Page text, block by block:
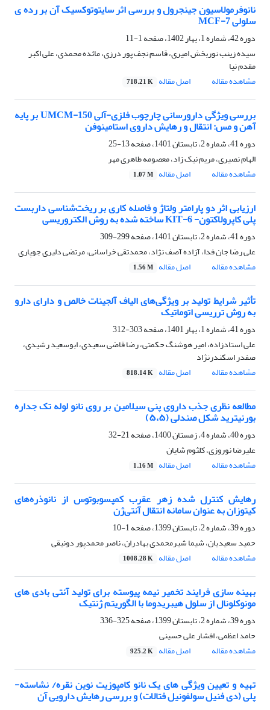
نانوفرمولاسیون جینجرول و بررسی اثر سایتوتوکسیک آن بر رده ی
سلولی MCF-7
دوره 42، شماره 1، بهار 1402، صفحه
1-11
سیده زینب نوربخش امیری، قاسم نجف پور درزی، مائده محمدی، علی اکبر
مقدم نیا
مشاهده مقاله
اصل مقاله 718.21 K
بررسی ویژگی دارورسانی چارچوب فلزی-آلی UMCM-150 بر پایه
آهن و مس: انتقال و رهایش داروی استامینوفن
دوره 41، شماره 2، تابستان 1401، صفحه
13-25
الهام نصیری، مریم نیک زاد، معصومه طاهری مهر
مشاهده مقاله
اصل مقاله 1.07 M
ارزیابی اثر دو پارامتر ولتاژ و فاصله کاری بر ریخت‌شناسی داربست
پلی کاپرولاکتون- KIT-6 ساخته شده به روش الکتروریسی
دوره 41، شماره 2، تابستان 1401، صفحه
299-309
علی رضا جان فدا، آزاده آصف نژاد، محمدتقی خراسانی، مرتضی دلیری جوپاری
مشاهده مقاله
اصل مقاله 1.56 M
تأثیر شرایط تولید بر ویژگی‌های الیاف آلجینات خالص و دارای دارو
به روش ترریسی اتوماتیک
دوره 41، شماره 1، بهار 1401، صفحه
303-312
علی استادزاده، امیر هوشنگ حکمتی، رضا قاضی سعیدی، ابوسعید رشیدی،
صفدر اسکندرنژاد
مشاهده مقاله
اصل مقاله 818.14 K
مطالعه نظری جذب داروی پنی سیلامین بر روی نانو لوله تک جداره
بورنیترید شکل صندلی (۵،۵)
دوره 40، شماره 4، زمستان 1400، صفحه
21-32
علیرضا نوروزی، کلثوم شایان
مشاهده مقاله
اصل مقاله 1.16 M
رهایش کنترل شده زهر عقرب کمپسوبوتوس از نانوذره‌های
کیتوزان به عنوان سامانه انتقال آنتی‌ژن
دوره 39، شماره 2، تابستان 1399، صفحه
1-10
حمید سعیدیان، شیما شیرمحمدی بهادران، ناصر محمدپور دونیقی
مشاهده مقاله
اصل مقاله 1008.28 K
بهینه سازی فرایند تخمیر نیمه پیوسته برای تولید آنتی بادی های
مونوکلونال از سلول هیبریدوما با الگوریتم ژنتیک
دوره 39، شماره 2، تابستان 1399، صفحه
325-336
حامد اعظمی، افشار علی حسینی
مشاهده مقاله
اصل مقاله 925.2 K
تهیه و تعیین ویژگی های یک نانو کامپوزیت نوین نقره/ نشاسته-
پلی (دی فنیل سولفونیل فتالات) و بررسی رهایش دارویی آن